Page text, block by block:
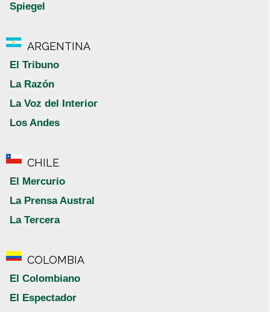
Spiegel
ARGENTINA
El Tribuno
La Razón
La Voz del Interior
Los Andes
CHILE
El Mercurio
La Prensa Austral
La Tercera
COLOMBIA
El Colombiano
El Espectador